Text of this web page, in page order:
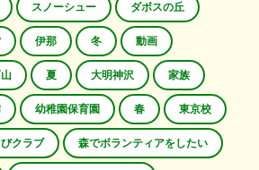
スノーシュー ダボスの丘
伊那 冬 動画
夏 大明神沢 家族
幼稚園保育園 春 東京校
クラブ 森でボランティアをしたい